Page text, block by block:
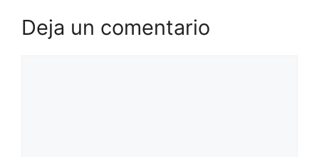
Deja un comentario